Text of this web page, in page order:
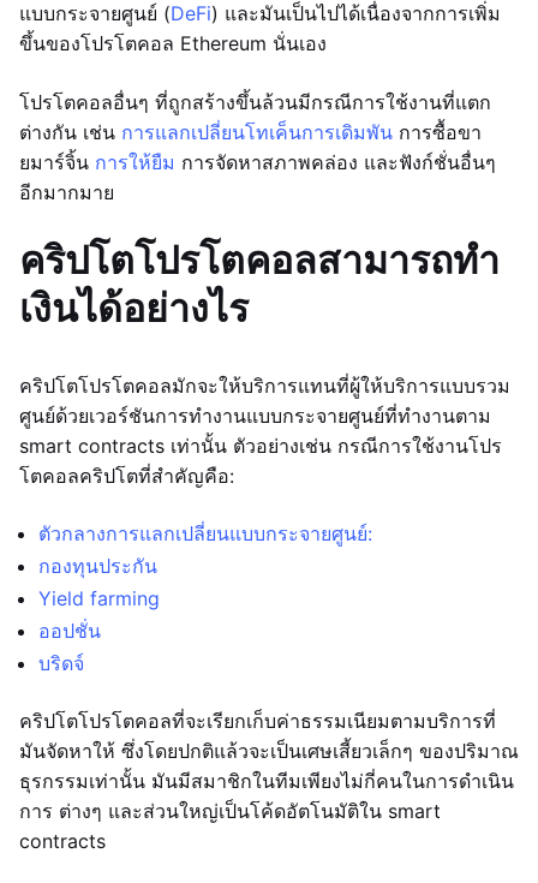
แบบกระจายศูนย์ (DeFi) และมันเป็นไปได้เนื่องจากการเพิ่ม
ขึ้นของโปรโตคอล Ethereum นั่นเอง
โปรโตคอลอื่นๆ ที่ถูกสร้างขึ้นล้วนมีกรณีการใช้งานที่แตก
ต่างกัน เช่น การแลกเปลี่ยนโทเค็นการเดิมพัน การซื้อขา
ยมาร์จิ้น การให้ยืม การจัดหาสภาพคล่อง และฟังก์ชั่นอื่นๆ
อีกมากมาย
คริปโตโปรโตคอลสามารถทำ
เงินได้อย่างไร
คริปโตโปรโตคอลมักจะให้บริการแทนที่ผู้ให้บริการแบบรวม
ศูนย์ด้วยเวอร์ชันการทำงานแบบกระจายศูนย์ที่ทำงานตาม
smart contracts เท่านั้น ตัวอย่างเช่น กรณีการใช้งานโปร
โตคอลคริปโตที่สำคัญคือ:
ตัวกลางการแลกเปลี่ยนแบบกระจายศูนย์:
กองทุนประกัน
Yield farming
ออปชั่น
บริดจ์
คริปโตโปรโตคอลที่จะเรียกเก็บค่าธรรมเนียมตามบริการที่
มันจัดหาให้ ซึ่งโดยปกติแล้วจะเป็นเศษเสี้ยวเล็กๆ ของปริมาณ
ธุรกรรมเท่านั้น มันมีสมาชิกในทีมเพียงไม่กี่คนในการดำเนิน
การ ต่างๆ และส่วนใหญ่เป็นโค้ดอัตโนมัติใน smart
contracts